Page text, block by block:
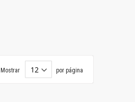
Mostrar por página